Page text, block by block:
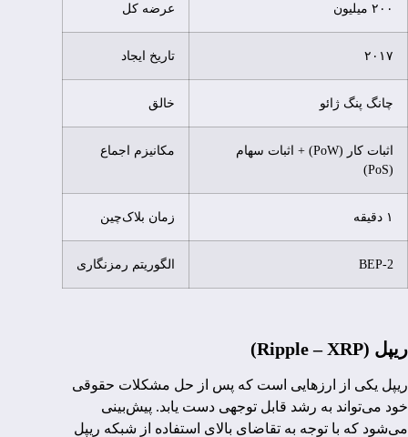
۲۰۰ میلیون عرضه کل
۲۰۱۷ تاریخ ایجاد
چانگ پنگ ژائو خالق
اثبات کار (PoW) + اثبات سهام
(PoS)
مکانیزم اجماع
۱ دقیقه زمان بلاک‌چین
BEP-2 الگوریتم رمزنگاری
ریپل (Ripple – XRP)
ریپل یکی از ارزهایی است که پس از حل مشکلات حقوقی
خود می‌تواند به رشد قابل توجهی دست یابد. پیش‌بینی
می‌شود که با توجه به تقاضای بالای استفاده از شبکه ریپل